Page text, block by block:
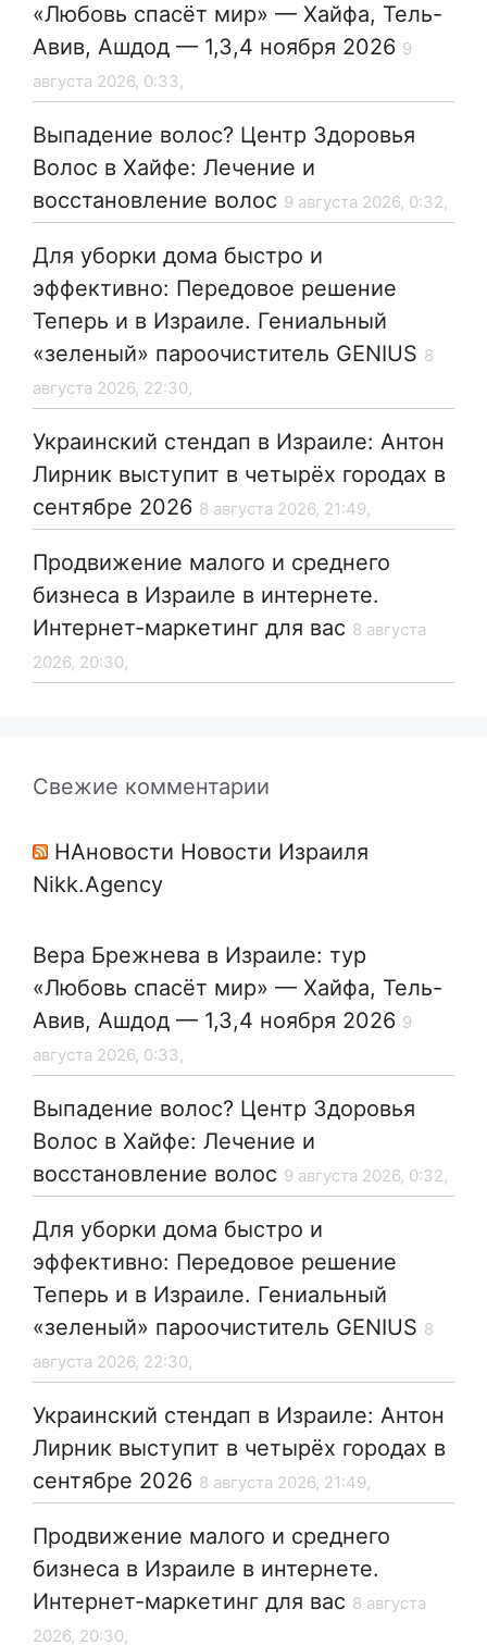
«Любовь спасёт мир» — Хайфа, Тель-
Авив, Ашдод — 1,3,4 ноября 2026 9
августа 2026, 0:33,
Выпадение волос? Центр Здоровья
Волос в Хайфе: Лечение и
восстановление волос 9 августа 2026, 0:32,
Для уборки дома быстро и
эффективно: Передовое решение
Теперь и в Израиле. Гениальный
«зеленый» пароочиститель GENIUS 8
августа 2026, 22:30,
Украинский стендап в Израиле: Антон
Лирник выступит в четырёх городах в
сентябре 2026 8 августа 2026, 21:49,
Продвижение малого и среднего
бизнеса в Израиле в интернете.
Интернет-маркетинг для вас 8 августа
2026, 20:30,
Свежие комментарии
НАновости Новости Израиля
Nikk.Agency
Вера Брежнева в Израиле: тур
«Любовь спасёт мир» — Хайфа, Тель-
Авив, Ашдод — 1,3,4 ноября 2026 9
августа 2026, 0:33,
Выпадение волос? Центр Здоровья
Волос в Хайфе: Лечение и
восстановление волос 9 августа 2026, 0:32,
Для уборки дома быстро и
эффективно: Передовое решение
Теперь и в Израиле. Гениальный
«зеленый» пароочиститель GENIUS 8
августа 2026, 22:30,
Украинский стендап в Израиле: Антон
Лирник выступит в четырёх городах в
сентябре 2026 8 августа 2026, 21:49,
Продвижение малого и среднего
бизнеса в Израиле в интернете.
Интернет-маркетинг для вас 8 августа
2026, 20:30,